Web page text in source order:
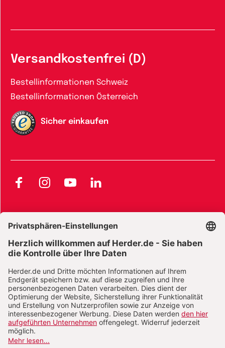
Versandkostenfrei (D)
Bestellinformationen Schweiz
Bestellinformationen Österreich
Sicher einkaufen
FacebookInstagramYouTubeLinkedIn
Widerrufsbelehrung E-Books
Widerrufsbelehrung Zeitschriften Datenschutz
Datenschutz Social Media Barrierefreiheit
Vertrag widerrufen